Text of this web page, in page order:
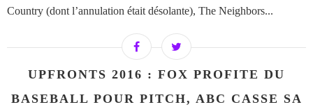
Country (dont l’annulation était désolante), The Neighbors...
UPFRONTS 2016 : FOX PROFITE DU
BASEBALL POUR PITCH, ABC CASSE SA